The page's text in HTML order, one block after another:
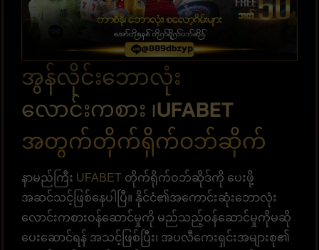
အွန်လိုင်းဘောလုံး
လောင်းကစား ၊UFABET
အတွက်တိုက်ရိုက်ဝဘ်ဆိုက်
နာမည်ကြီး UFABET တိုက်ရိုက်ဝဘ်ဆိုဒ်ကို ပေးဖို့
အဆင်သင့်ဖြစ်နေပါပြီ။ နိုင်ငံ၏အကောင်းဆုံးဘောလုံး
လောင်းကစားဝန်ဆောင်မှုကို မည်သည့်ဝန်ဆောင်မှုကိုမဆို
ပေးဆောင်ရန် အသင့်ဖြစ်ပြီး၊ အပလီကေးရှင်းအများစု၏